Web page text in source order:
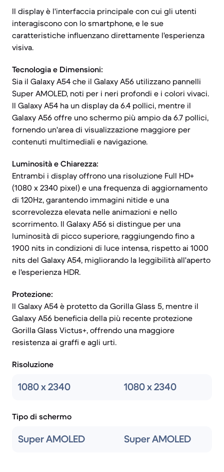
Il display è l'interfaccia principale con cui gli utenti
interagiscono con lo smartphone, e le sue
caratteristiche influenzano direttamente l'esperienza
visiva.
Tecnologia e Dimensioni:
Sia il Galaxy A54 che il Galaxy A56 utilizzano pannelli
Super AMOLED, noti per i neri profondi e i colori vivaci.
Il Galaxy A54 ha un display da 6.4 pollici, mentre il
Galaxy A56 offre uno schermo più ampio da 6.7 pollici,
fornendo un'area di visualizzazione maggiore per
contenuti multimediali e navigazione.
Luminosità e Chiarezza:
Entrambi i display offrono una risoluzione Full HD+
(1080 x 2340 pixel) e una frequenza di aggiornamento
di 120Hz, garantendo immagini nitide e una
scorrevolezza elevata nelle animazioni e nello
scorrimento. Il Galaxy A56 si distingue per una
luminosità di picco superiore, raggiungendo fino a
1900 nits in condizioni di luce intensa, rispetto ai 1000
nits del Galaxy A54, migliorando la leggibilità all'aperto
e l'esperienza HDR.
Protezione:
Il Galaxy A54 è protetto da Gorilla Glass 5, mentre il
Galaxy A56 beneficia della più recente protezione
Gorilla Glass Victus+, offrendo una maggiore
resistenza ai graffi e agli urti.
Risoluzione
1080 x 2340 1080 x 2340
Tipo di schermo
Super AMOLED Super AMOLED